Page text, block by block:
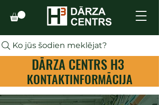
Ko jūs šodien meklējat?
DĀRZA CENTRS H3
KONTAKTINFORMĀCIJA